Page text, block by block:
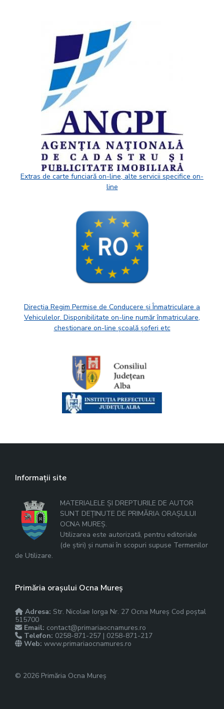
Extras de carte funciară on-line, alte servicii specifice on-
line
Direcția Regim Permise de Conducere și Înmatriculare a
Vehiculelor. Disponibilitate on-line număr înmatriculare,
chestionare on-line școală șoferi etc
Informații site
MATERIALELE ȘI DREPTURILE DE AUTOR
SUNT DEȚINUTE DE PRIMĂRIA ORAȘULUI
OCNA MUREȘ.
Utilizarea este autorizată, pentru editoriale
(de știri) și numai în scopuri supuse Termenilor
de Utilizare.
Primăria orașului Ocna Mureș
Adresa: Str. Nicolae Iorga Nr. 27 Ocna Mureș Cod poștal
515700
Email: contact@primariaocnamures.ro
Telefon: 0258-871-257 | 0258-871-217
Web: www.primariaocnamures.ro
© 2026 Primăria Ocna Mureș